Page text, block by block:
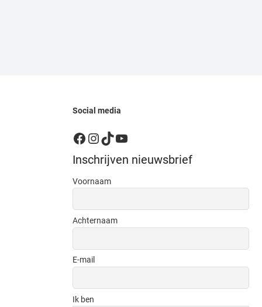
Social media
Facebook
Instagram
TikTok
YouTube
Inschrijven nieuwsbrief
Voornaam
Achternaam
E-mail
Ik ben